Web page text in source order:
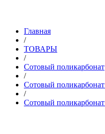
Главная
/
ТОВАРЫ
/
Сотовый поликарбонат
/
Сотовый
/
Сотовый